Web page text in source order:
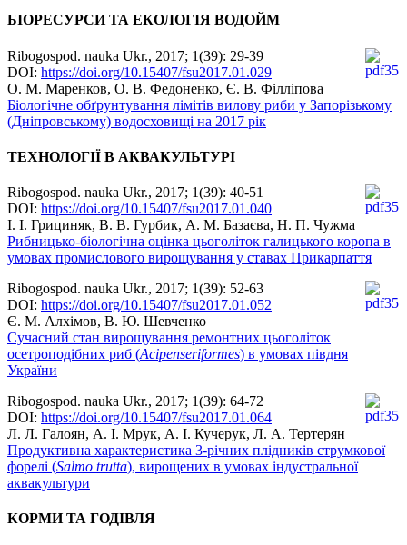
БІОРЕСУРСИ ТА ЕКОЛОГІЯ ВОДОЙМ
Ribogospod. nauka Ukr., 2017; 1(39): 29-39
DOI: https://doi.org/10.15407/fsu2017.01.029
О. М. Маренков, О. В. Федоненко, Є. В. Філліпова
Біологічне обґрунтування лімітів вилову риби у Запорізькому
(Дніпровському) водосховищі на 2017 рік
ТЕХНОЛОГІЇ В АКВАКУЛЬТУРІ
Ribogospod. nauka Ukr., 2017; 1(39): 40-51
DOI: https://doi.org/10.15407/fsu2017.01.040
І. І. Грициняк, В. В. Гурбик, А. М. Базаєва, Н. П. Чужма
Рибницько-біологічна оцінка цьоголіток галицького коропа в
умовах промислового вирощування у ставах Прикарпаття
Ribogospod. nauka Ukr., 2017; 1(39): 52-63
DOI: https://doi.org/10.15407/fsu2017.01.052
Є. М. Алхімов, В. Ю. Шевченко
Сучасний стан вирощування ремонтних цьоголіток
осетроподібних риб (Acipenseriformes) в умовах півдня
України
Ribogospod. nauka Ukr., 2017; 1(39): 64-72
DOI: https://doi.org/10.15407/fsu2017.01.064
Л. Л. Галоян, А. І. Мрук, А. І. Кучерук, Л. А. Тертерян
Продуктивна характеристика 3-річних плідників струмкової
форелі (Salmo trutta), вирощених в умовах індустральної
аквакультури
КОРМИ ТА ГОДІВЛЯ